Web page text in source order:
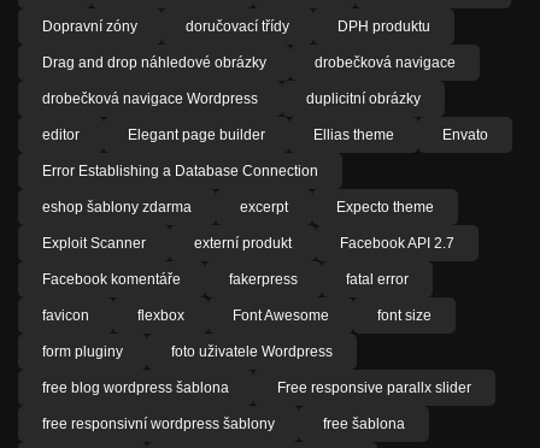
Dopravní zóny doručovací třídy DPH produktu
Drag and drop náhledové obrázky drobečková navigace
drobečková navigace Wordpress duplicitní obrázky
editor Elegant page builder Ellias theme Envato
Error Establishing a Database Connection
eshop šablony zdarma excerpt Expecto theme
Exploit Scanner externí produkt Facebook API 2.7
Facebook komentáře fakerpress fatal error
favicon flexbox Font Awesome font size
form pluginy foto uživatele Wordpress
free blog wordpress šablona Free responsive parallx slider
free responsivní wordpress šablony free šablona